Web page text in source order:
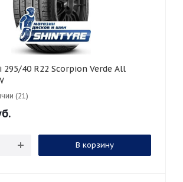
(21)
В корзину